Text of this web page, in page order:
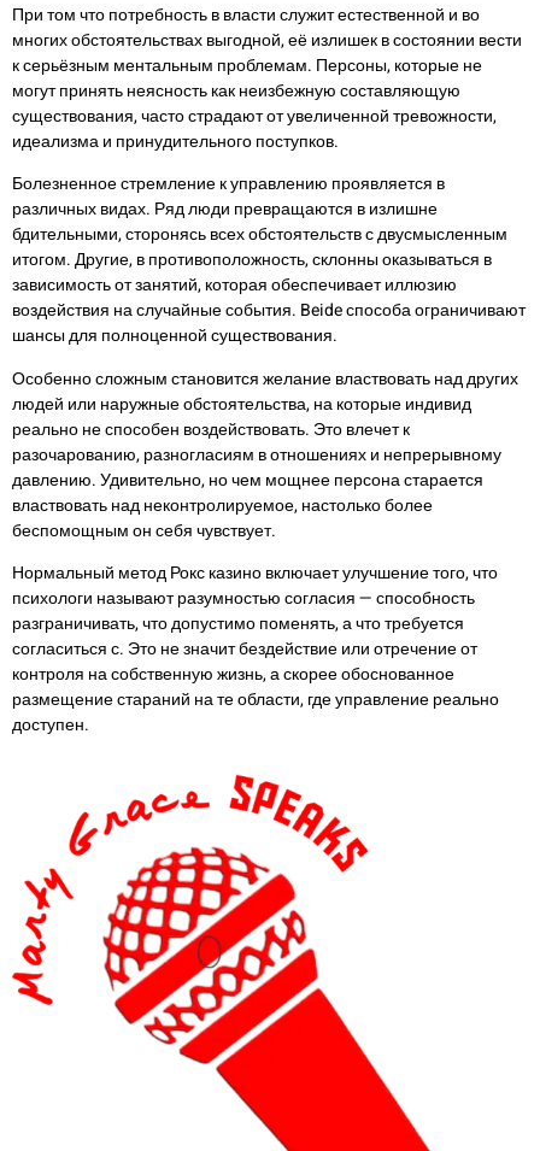
При том что потребность в власти служит естественной и во
многих обстоятельствах выгодной, её излишек в состоянии вести
к серьёзным ментальным проблемам. Персоны, которые не
могут принять неясность как неизбежную составляющую
существования, часто страдают от увеличенной тревожности,
идеализма и принудительного поступков.
Болезненное стремление к управлению проявляется в
различных видах. Ряд люди превращаются в излишне
бдительными, сторонясь всех обстоятельств с двусмысленным
итогом. Другие, в противоположность, склонны оказываться в
зависимость от занятий, которая обеспечивает иллюзию
воздействия на случайные события. Beide способа ограничивают
шансы для полноценной существования.
Особенно сложным становится желание властвовать над других
людей или наружные обстоятельства, на которые индивид
реально не способен воздействовать. Это влечет к
разочарованию, разногласиям в отношениях и непрерывному
давлению. Удивительно, но чем мощнее персона старается
властвовать над неконтролируемое, настолько более
беспомощным он себя чувствует.
Нормальный метод Рокс казино включает улучшение того, что
психологи называют разумностью согласия — способность
разграничивать, что допустимо поменять, а что требуется
согласиться с. Это не значит бездействие или отречение от
контроля на собственную жизнь, а скорее обоснованное
размещение стараний на те области, где управление реально
доступен.